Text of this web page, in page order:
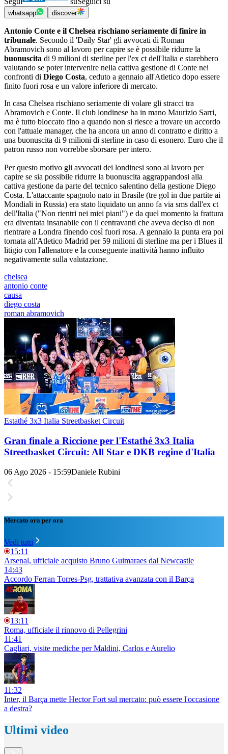
whatsapp discover
Antonio Conte e il Chelsea rischiano seriamente di finire in
tribunale. Secondo il 'Daily Star' gli avvocati di Roman
Abramovich sono al lavoro per capire se è possibile ridurre la
buonuscita di 9 milioni di sterline per l'ex ct dell'Italia e starebbero
valutando se poter intervenire nella cattiva gestione di Conte nei
confronti di Diego Costa, ceduto a gennaio all'Atletico dopo essere
finito fuori rosa e un valore inferiore di mercato.
In casa Chelsea rischiano seriamente di volare gli stracci tra
Abramovich e Conte. Il club londinese ha in mano Maurizio Sarri,
ma è tutto bloccato fino a quando non si riesce a trovare un accordo
con l'attuale manager, che ha ancora un anno di contratto e diritto a
una buonuscita di 9 milioni di sterline in caso di esonero. Euro che il
patron russo non vorrebbe sborsare per intero.
Per questo motivo gli avvocati dei londinesi sono al lavoro per
capire se sia possibile ridurre la buonuscita aggrappandosi alla
cattiva gestione da parte del tecnico salentino della gestione Diego
Costa. L'attaccante spagnolo nato in Brasile (tre gol in due partite ai
Mondiali in Russia) era stato liquidato un anno fa via sms dall'ex ct
dell'Italia ("Non rientri nei miei piani") e da quel momento la frattura
era diventata insanabile con il centravanti che aveva deciso di non
rientrare a Londra finendo così fuori rosa. A gennaio la punta era poi
tornata all'Atletico Madrid per 59 milioni di sterline ma per i Blues il
litigio con l'allenatore e la conseguente inattività hanno influito
negativamente sulla valutazione.
chelsea
antonio conte
causa
diego costa
roman abramovich
Estathé 3x3 Italia Streetbasket Circuit
Gran finale a Riccione per l'Estathé 3x3 Italia
Streetbasket Circuit: All Star e DKB regine d'Italia
06 Ago 2026 - 15:59Daniele Rubini
Mercato ora per ora
Vedi tutti
15:11
Arsenal, ufficiale acquisto Bruno Guimaraes dal Newcastle
14:43
Accordo Ferran Torres-Psg, trattativa avanzata con il Barça
13:11
Roma, ufficiale il rinnovo di Pellegrini
11:41
Cagliari, visite mediche per Maldini, Carlos e Aurelio
11:32
Inter, il Barça mette Hector Fort sul mercato: può essere l'occasione
a destra?
Ultimi video